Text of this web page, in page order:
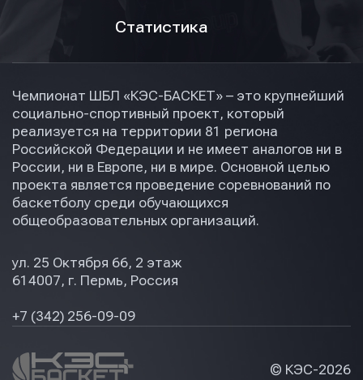
Статистика
Чемпионат ШБЛ «КЭС-БАСКЕТ» – это крупнейший
социально-спортивный проект, который
реализуется на территории 81 региона
Российской Федерации и не имеет аналогов ни в
России, ни в Европе, ни в мире. Основной целью
проекта является проведение соревнований по
баскетболу среди обучающихся
общеобразовательных организаций.
ул. 25 Октября 66, 2 этаж
614007, г. Пермь, Россия
+7 (342) 256-09-09
© КЭС-2026